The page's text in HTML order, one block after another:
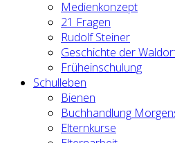
Medienkonzept
21 Fragen
Rudolf Steiner
Geschichte der
Früheinschulung
Schulleben
Bienen
Buchhandlung
Elternkurse